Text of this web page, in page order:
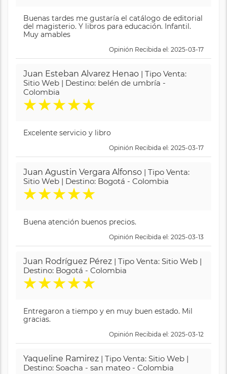
Buenas tardes me gustaría el catálogo de editorial
del magisterio. Y libros para educación. Infantil.
Muy amables
Opinión Recibida el: 2025-03-17
Juan Esteban Alvarez Henao | Tipo Venta:
Sitio Web | Destino: belén de umbría -
Colombia
★★★★★
Excelente servicio y libro
Opinión Recibida el: 2025-03-17
Juan Agustin Vergara Alfonso | Tipo Venta:
Sitio Web | Destino: Bogotá - Colombia
★★★★★
Buena atención buenos precios.
Opinión Recibida el: 2025-03-13
Juan Rodríguez Pérez | Tipo Venta: Sitio Web |
Destino: Bogotá - Colombia
★★★★★
Entregaron a tiempo y en muy buen estado. Mil
gracias.
Opinión Recibida el: 2025-03-12
Yaqueline Ramirez | Tipo Venta: Sitio Web |
Destino: Soacha - san mateo - Colombia